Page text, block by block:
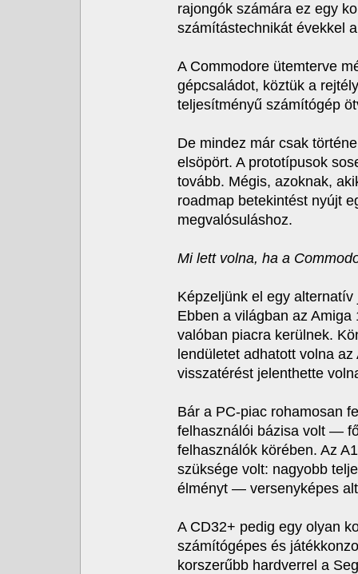
rajongók számára ez egy
számítástechnikát évekkel
A Commodore ütemterve
gépcsaládot, köztük a
teljesítményű számítógép
De mindez már csak
elsöpört. A prototípusok
tovább. Mégis, azoknak,
roadmap betekintést nyújt
megvalósuláshoz.
Mi lett volna, ha a
Képzeljünk el egy
Ebben a világban az
valóban piacra kerülnek.
lendületet adhatott volna
visszatérést jelenthette
Bár a PC-piac rohamosan
felhasználói bázisa volt —
felhasználók körében. Az
szüksége volt: nagyobb
élményt — versenyképes
A CD32+ pedig egy olyan
számítógépes és
korszerűbb hardverrel a